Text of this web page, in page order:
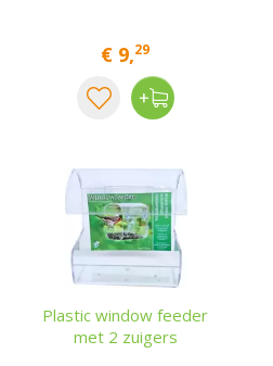
€ 9,29
Plastic window feeder
met 2 zuigers